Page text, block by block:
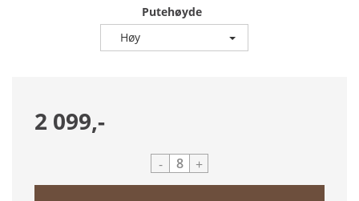
Putehøyde
Høy
2 099,-
- +